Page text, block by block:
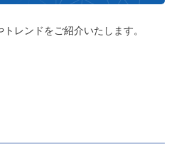
レンドをご紹介いたします。